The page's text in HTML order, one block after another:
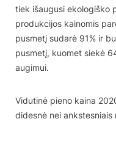
tiek išaugusi ekologiško
produkcijos kainomis
pusmetį sudarė 91% ir
pusmetį, kuomet siekė
augimui.
Vidutinė pieno kaina
didesnė nei ankstesniais